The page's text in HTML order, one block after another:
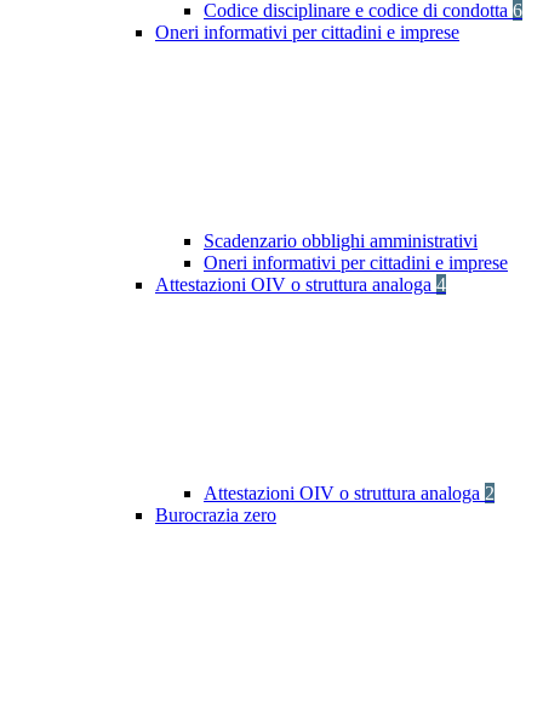
Codice disciplinare e codice di condotta 6
Oneri informativi per cittadini e imprese
Scadenzario obblighi amministrativi
Oneri informativi per cittadini e imprese
Attestazioni OIV o struttura analoga 4
Attestazioni OIV o struttura analoga 2
Burocrazia zero